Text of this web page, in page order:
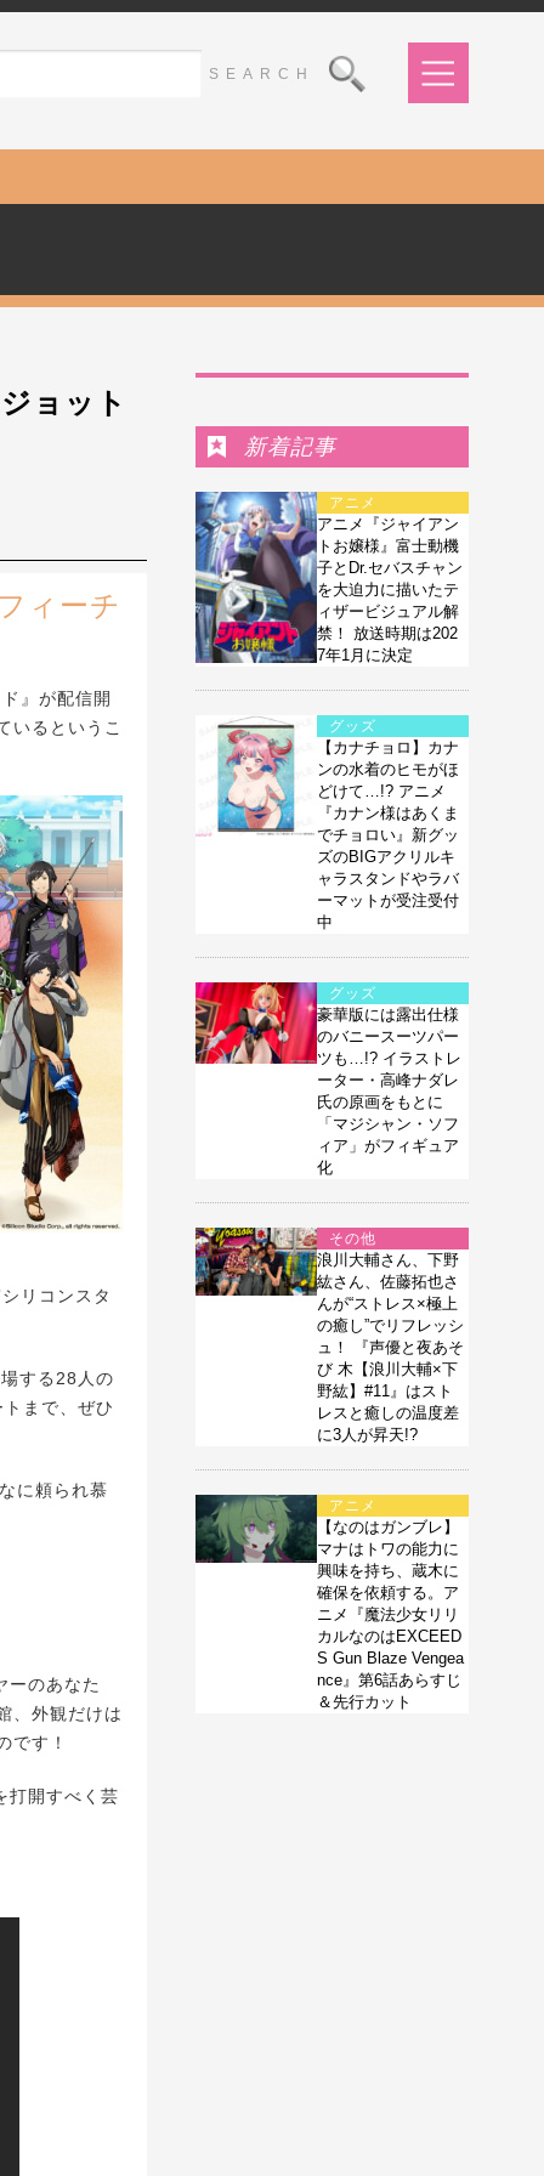
ョット
ィーチ
』が配信開
いるというこ
リコンスタ
する28人の
まで、ぜひ
に頼られ慕
ーのあなた
、外観だけは
です！
打開すべく芸
新着記事
アニメ
アニメ『ジャイアン
トお嬢様』富士動機
子とDr.セバスチャン
を大迫力に描いたテ
ィザービジュアル解
禁！ 放送時期は202
7年1月に決定
グッズ
【カナチョロ】カナ
ンの水着のヒモがほ
どけて…!? アニメ
『カナン様はあくま
でチョロい』新グッ
ズのBIGアクリルキ
ャラスタンドやラバ
ーマットが受注受付
中
グッズ
豪華版には露出仕様
のバニースーツパー
ツも…!? イラストレ
ーター・高峰ナダレ
氏の原画をもとに
「マジシャン・ソフ
ィア」がフィギュア
化
その他
浪川大輔さん、下野
紘さん、佐藤拓也さ
んが“ストレス×極上
の癒し”でリフレッシ
ュ！ 『声優と夜あそ
び 木【浪川大輔×下
野紘】#11』はスト
レスと癒しの温度差
に3人が昇天!?
アニメ
【なのはガンブレ】
マナはトワの能力に
興味を持ち、蔵木に
確保を依頼する。ア
ニメ『魔法少女リリ
カルなのはEXCEED
S Gun Blaze Vengea
nce』第6話あらすじ
＆先行カット